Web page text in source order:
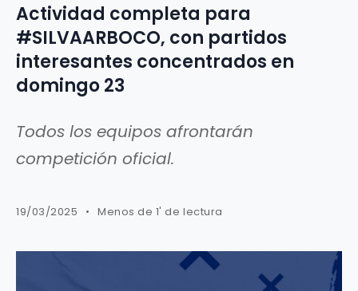
Actividad completa para
#SILVAARBOCO, con partidos
interesantes concentrados en
domingo 23
Todos los equipos afrontarán
competición oficial.
19/03/2025 Menos de 1' de lectura